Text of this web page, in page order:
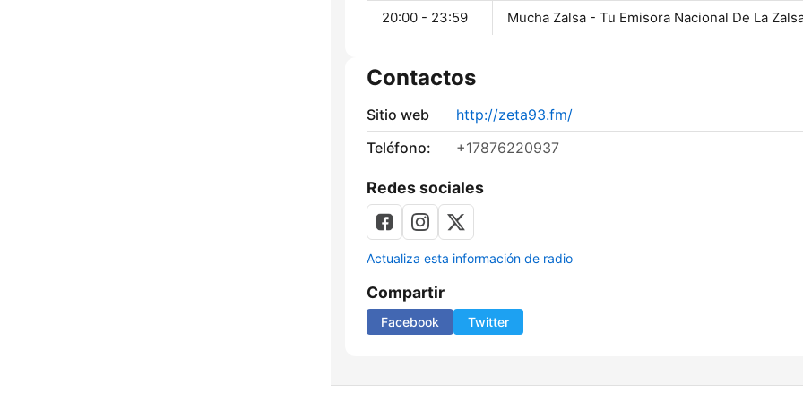
20:00 - 23:59 Mucha Zalsa - Tu Emisora Nacional De La
Contactos
Sitio web
http://zeta93.fm/
Teléfono:
+17876220937
Redes sociales
Actualiza esta información de radio
Compartir
Facebook Twitter